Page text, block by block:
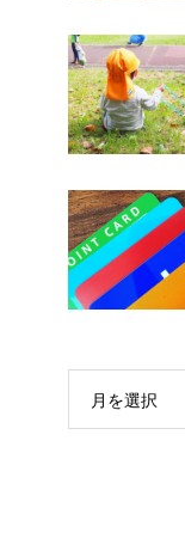
月を選択